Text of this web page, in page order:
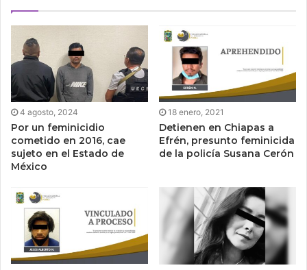
4 agosto, 2024
Por un feminicidio
cometido en 2016, cae
sujeto en el Estado de
México
18 enero, 2021
Detienen en Chiapas a
Efrén, presunto feminicida
de la policía Susana Cerón